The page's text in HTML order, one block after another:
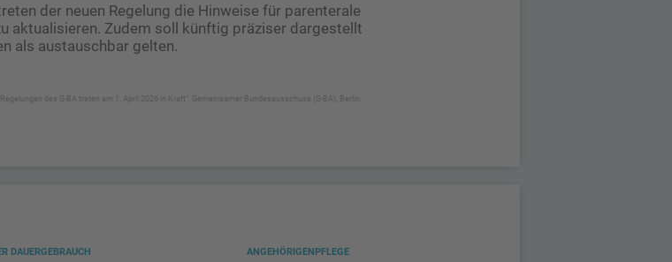
der neuen Regelung die Hinweise für parenterale
aktualisieren. Zudem soll künftig präziser dargestellt
als austauschbar gelten.
des G-BA treten am 1. April 2026 in Kraft“. Gemeinsamer Bundesausschuss (G-BA), Berlin,
DAUERGEBRAUCH ANGEHÖRIGENPFLEGE